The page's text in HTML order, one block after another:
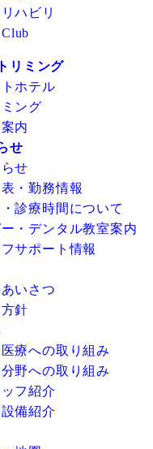
ハビリ
リミング
ホテル
ミング
内
せ
せ
・勤務情報
診療時間について
・デンタル教室案内
サポート情報
いさつ
針
療への取り組み
野への取り組み
フ紹介
備紹介